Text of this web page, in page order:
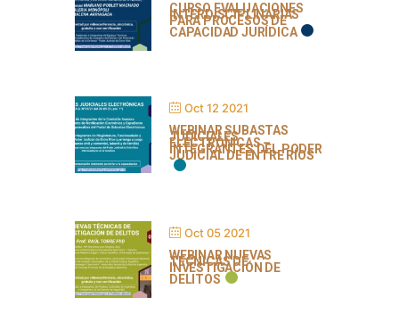
CURSO EVALUACIONES
INTERDISCIPLINARIAS
PARA PROCESOS DE
CAPACIDAD JURÍDICA
Oct 12 2021
WEBINAR SUBASTAS
JUDICIALES
ELECTRÓNICAS –
INTEGRANTES DEL PODER
JUDICIAL DE ENTRE RÍOS
Oct 05 2021
WEBINAR NUEVAS
TÉCNICAS DE
INVESTIGACIÓN DE
DELITOS